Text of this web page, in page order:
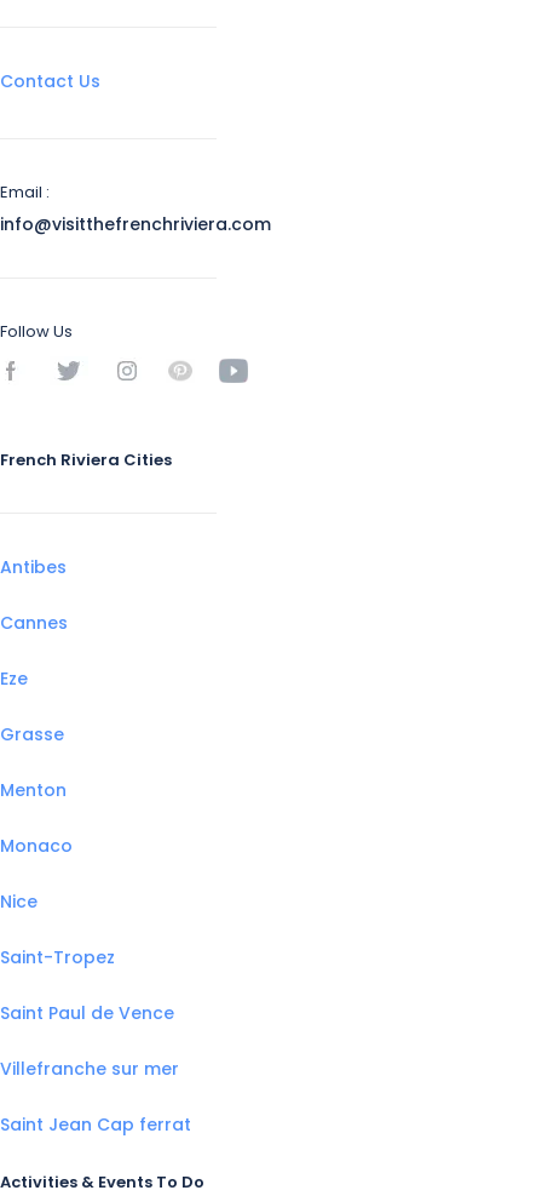
Contact Us
Email :
info@visitthefrenchriviera.com
Follow Us
French Riviera Cities
Antibes
Cannes
Eze
Grasse
Menton
Monaco
Nice
Saint-Tropez
Saint Paul de Vence
Villefranche sur mer
Saint Jean Cap ferrat
Activities & Events To Do